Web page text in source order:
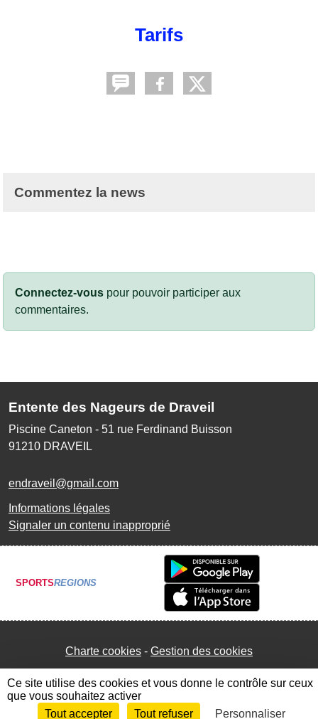
Tarifs
Commentez la news
Connectez-vous pour pouvoir participer aux
commentaires.
Entente des Nageurs de Draveil
Piscine Caneton - 51 rue Ferdinand Buisson
91210 DRAVEIL
endraveil@gmail.com
Informations légales
Signaler un contenu inapproprié
SPORTSREGIONS
Charte cookies Gestion des cookies
Envie de participer ? Connexion
Ce site utilise des cookies et vous donne le contrôle sur ceux
que vous souhaitez activer
Tout accepter
Tout refuser Personnaliser